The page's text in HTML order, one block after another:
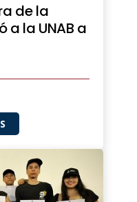
de la
a la UNAB a